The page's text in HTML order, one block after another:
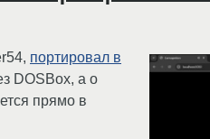
портировал в
DOSBox, а о
прямо в